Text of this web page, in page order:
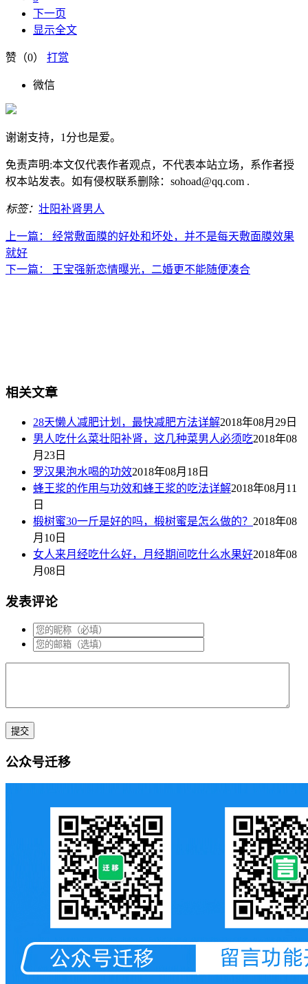
下一页
显示全文
赞（0） 打赏
微信
谢谢支持，1分也是爱。
免责声明:本文仅代表作者观点，不代表本站立场，系作者授
权本站发表。如有侵权联系删除：sohoad@qq.com .
标签： 壮阳补肾男人
上一篇：
经常敷面膜的好处和坏处，并不是每天敷面膜效果
就好
下一篇：
王宝强新恋情曝光，二婚更不能随便凑合
相关文章
28天懒人减肥计划，最快减肥方法详解2018年08月29日
男人吃什么菜壮阳补肾，这几种菜男人必须吃2018年08
月23日
罗汉果泡水喝的功效2018年08月18日
蜂王浆的作用与功效和蜂王浆的吃法详解2018年08月11
日
椴树蜜30一斤是好的吗，椴树蜜是怎么做的？ 2018年08
月10日
女人来月经吃什么好，月经期间吃什么水果好2018年08
月08日
发表评论
公众号迁移